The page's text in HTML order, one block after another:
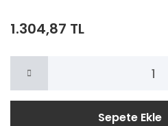
1.304,87 TL
Sepete Ekle